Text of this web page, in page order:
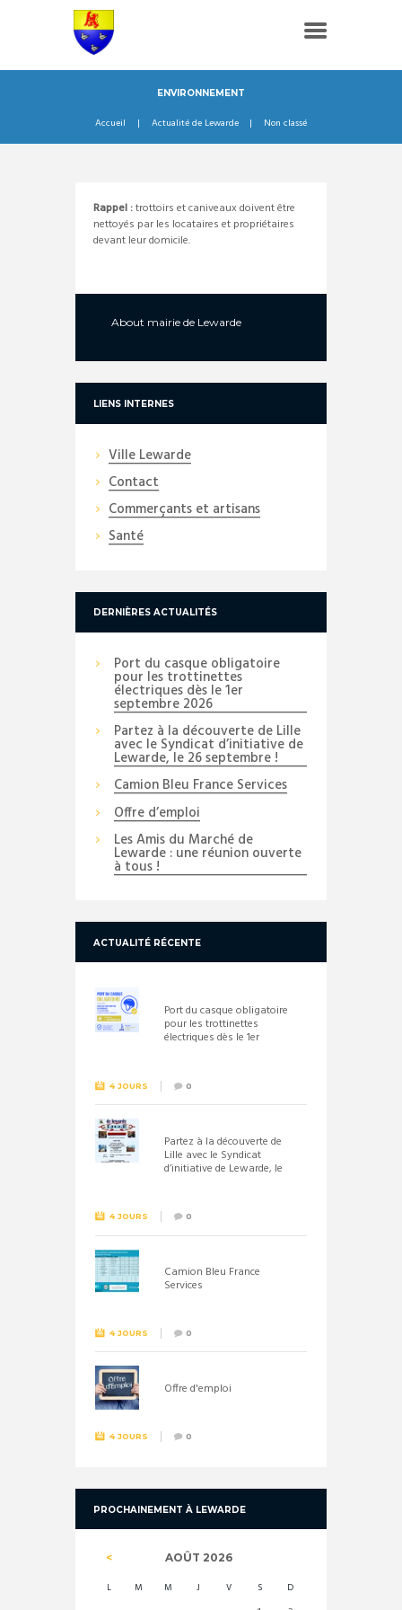
ENVIRONNEMENT
Accueil Actualité de Lewarde Non classé
Rappel :trottoirs et caniveaux doivent être
nettoyés par les locataires et propriétaires
devant leur domicile.
About mairie de Lewarde
LIENS INTERNES
Ville Lewarde
Contact
Commerçants et artisans
Santé
DERNIÈRES ACTUALITÉS
Port du casque obligatoire
pour les trottinettes
électriques dès le 1er
septembre 2026
Partez à la découverte de Lille
avec le Syndicat d’initiative de
Lewarde, le 26 septembre !
Camion Bleu France Services
Offre d’emploi
Les Amis du Marché de
Lewarde : une réunion ouverte
à tous !
ACTUALITÉ RÉCENTE
Port du casque obligatoire
pour les trottinettes
électriques dès le 1er
4 JOURS 0
Partez à la découverte de
Lille avec le Syndicat
d’initiative de Lewarde, le
4 JOURS 0
Camion Bleu France
Services
4 JOURS 0
Offre d'emploi
4 JOURS 0
PROCHAINEMENT À LEWARDE
AOÛT 2026
L M M J V S D